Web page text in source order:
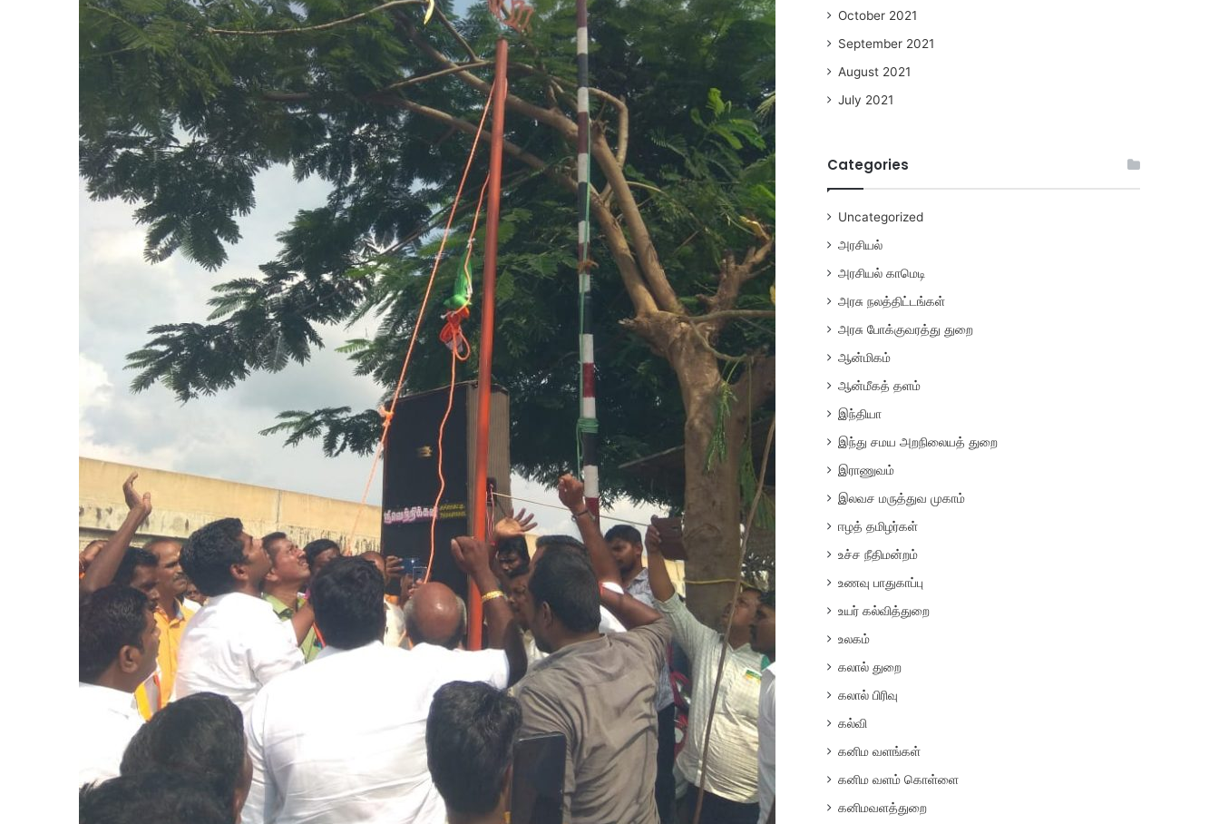
October 2021
September 2021
August 2021
July 2021
Categories
Uncategorized
அரசியல்
அரசியல் காமெடி
அரசு நலத்திட்டங்கள்
அரசு போக்குவரத்து துறை
ஆன்மிகம்
ஆன்மீகத் தளம்
இந்தியா
இந்து சமய அறநிலையத் துறை
இராணுவம்
இலவச மருத்துவ முகாம்
ஈழத் தமிழர்கள்
உச்ச நீதிமன்றம்
உணவு பாதுகாப்பு
உயர் கல்வித்துறை
உலகம்
கலால் துறை
கலால் பிரிவு
கல்வி
கனிம வளங்கள்
கனிம வளம் கொள்ளை
கனிமவளத்துறை